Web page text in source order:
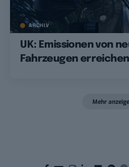
ARCHIV
UK: Emissionen von
Fahrzeugen
Mehr